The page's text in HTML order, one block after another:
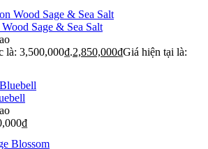
Sage & Sea Salt
là: 3,500,000₫.2,850,000₫Giá hiện tại là:
₫